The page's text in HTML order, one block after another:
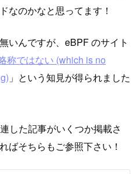
なのかなと思ってます！
いんですが、eBPF のサイト
称ではない (which is no
」という知見が得られました
した記事がいくつか掲載さ
ばそちらもご参照下さい！